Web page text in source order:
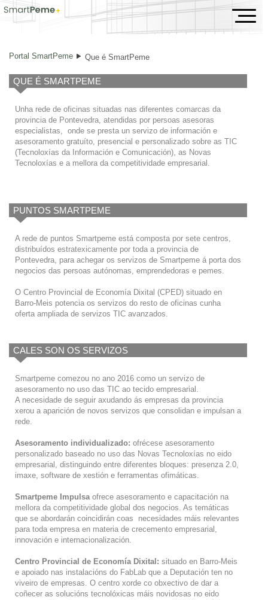
Que é SmartPeme
Portal SmartPeme Que é SmartPeme
QUE É SMARTPEME
Unha rede de oficinas situadas nas diferentes comarcas da
provincia de Pontevedra, atendidas por persoas asesoras
especialistas, onde se presta un servizo de información e
asesoramento gratuíto, presencial e personalizado sobre as TIC
(Tecnoloxías da Información e Comunicación), as Novas
Tecnoloxías e a mellora da competitividade empresarial.
PUNTOS SMARTPEME
A rede de puntos Smartpeme está composta por sete centros,
distribuídos estratexicamente por toda a provincia de
Pontevedra, para achegar os servizos de Smartpeme á porta dos
negocios das persoas autónomas, emprendedoras e pemes.
O Centro Provincial de Economía Dixital (CPED) situado en
Barro-Meis potencia os servizos do resto de oficinas cunha
oferta ampliada de servizos TIC avanzados.
CALES SON OS SERVIZOS
Smartpeme comezou no ano 2016 como un servizo de
asesoramento no uso das TIC ao tecido empresarial.
A necesidade de seguir axudando ás empresas da provincia
xerou a aparición de novos servizos que consolidan e impulsan a
rede.
Asesoramento individualizado: ofrécese asesoramento
personalizado baseado no uso das Novas Tecnoloxías no eido
empresarial, distinguindo entre diferentes bloques: presenza 2.0,
imaxe, software de xestión e ferramentas ofimáticas.
Smartpeme Impulsaofrece asesoramento e capacitación na
mellora da competitividade global dos negocios. As temáticas
que se abordarán coincidirán coas necesidades máis relevantes
para toda empresa en materia de crecemento empresarial,
innovación e internacionalización.
Centro Provincial de Economía Dixital: situado en Barro-Meis
e apoiado nas instalacións do FabLab que a Deputación ten no
viveiro de empresas. O centro xorde co obxectivo de dar a
coñecer as solucións tecnolóxicas máis novidosas no eido